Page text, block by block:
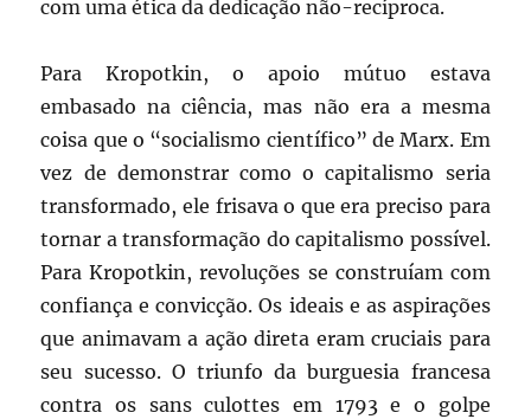
com uma ética da dedicação não-recíproca.
Para Kropotkin, o apoio mútuo estava
embasado na ciência, mas não era a mesma
coisa que o “socialismo científico” de Marx. Em
vez de demonstrar como o capitalismo seria
transformado, ele frisava o que era preciso para
tornar a transformação do capitalismo possível.
Para Kropotkin, revoluções se construíam com
confiança e convicção. Os ideais e as aspirações
que animavam a ação direta eram cruciais para
seu sucesso. O triunfo da burguesia francesa
contra os sans culottes em 1793 e o golpe